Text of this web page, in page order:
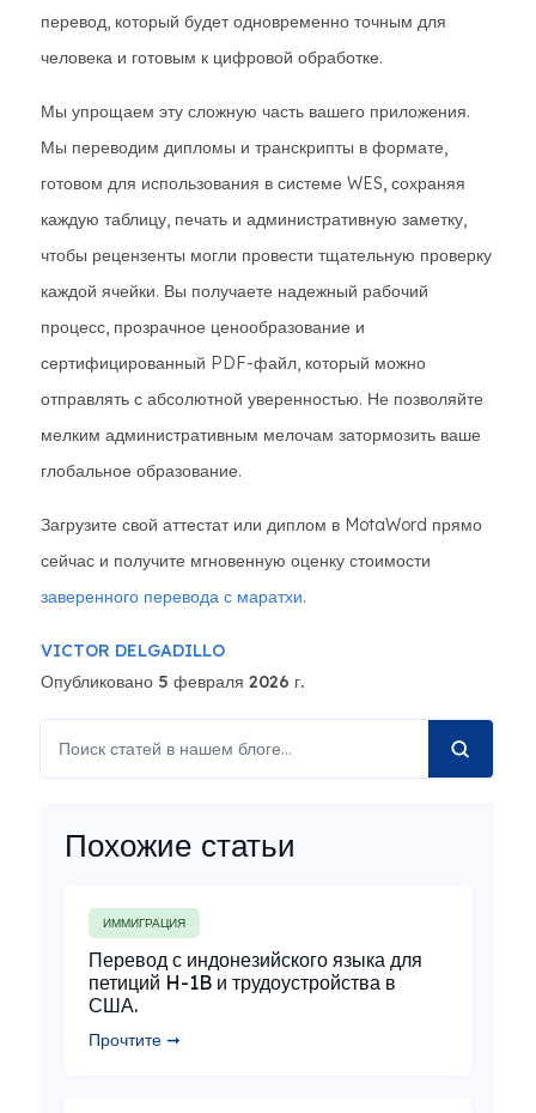
перевод, который будет одновременно точным для
человека и готовым к цифровой обработке.
Мы упрощаем эту сложную часть вашего приложения.
Мы переводим дипломы и транскрипты в формате,
готовом для использования в системе WES, сохраняя
каждую таблицу, печать и административную заметку,
чтобы рецензенты могли провести тщательную проверку
каждой ячейки. Вы получаете надежный рабочий
процесс, прозрачное ценообразование и
сертифицированный PDF-файл, который можно
отправлять с абсолютной уверенностью. Не позволяйте
мелким административным мелочам затормозить ваше
глобальное образование.
Загрузите свой аттестат или диплом в MotaWord прямо
сейчас и получите мгновенную оценку стоимости
заверенного перевода с маратхи.
VICTOR DELGADILLO
Опубликовано 5 февраля 2026 г.
Похожие статьи
ИММИГРАЦИЯ
Перевод с индонезийского языка для
петиций H-1B и трудоустройства в
США.
Прочтите ➞